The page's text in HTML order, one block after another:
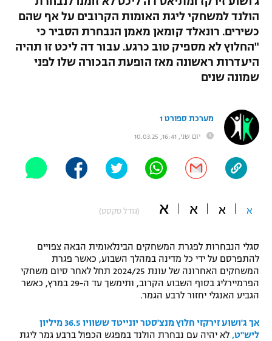
לוח שידורים
ברחבה
"מחצית בשכונה" – פודקאסט
משתתפים וזוכים בפרסים
תקנון משתתפים וזוכים בפרסים
תקנון עבור פעילות אלקטרה
תקנון עבור פעילות ספורט 1 – "מרלן"
גיימינג E-Sports
הפועל חיפה
הפועל באר שבע
מכבי נתניה
ליגה ברזילאית
ליגות נוספות
ג'ודו
אגרוף
ספורט אולימפי
היאבקות WWE
ספורט מוטורי
כדורמים
בייסבול MLB
ספורט אתגרי ואקסטרים
אומנויות לחימה
הולנד למשחקי ליגת האומות הקרובים על אף שהם
כשירים. רונאלד קומאן מאמן הנבחרת הסביר כי
"החלוץ לא מספיק טוב כרגע. עבור דה ליכט זו תהיה
היעדרות ראשונה מאז הופעת הבכורה שלו לפני
שמונה שנים
מערכת ספורט 1
יום שני, 16:41, 10.03.25
א א א א (גודל טקסט)
סגלי הנבחרות לפגרת המשחקים הבינלאומית הבאה צפויים
להתפרסם על ידי כל מדינה במהלך השבוע, כאשר פגרת
המשחקים האחרונה של עונת 2024/25 תחל לאחר סיום משחקי
הפרמיירליג בסוף השבוע הקרוב, ותימשך עד ה-29 במרץ, כאשר
הגביע האנגלי יחזור לרבע הגמר.
אך ג'ושוע זירקזי חלוץ מנצ'סטר יונייטד ששוויו 36.5 מיליון
ליש"ט, לא יהיה עם נבחרת הולנד במפגש הכפול ברבע גמר ליגת